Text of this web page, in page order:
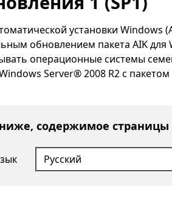
установки Windows
обновлением пакета AIK
операционные системы
Server® 2008 R2 с
содержимое